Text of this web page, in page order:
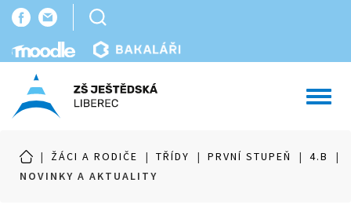
| ŽÁCI A RODIČE | TŘÍDY | PRVNÍ STUPEŇ | 4.B
|
NOVINKY A AKTUALITY